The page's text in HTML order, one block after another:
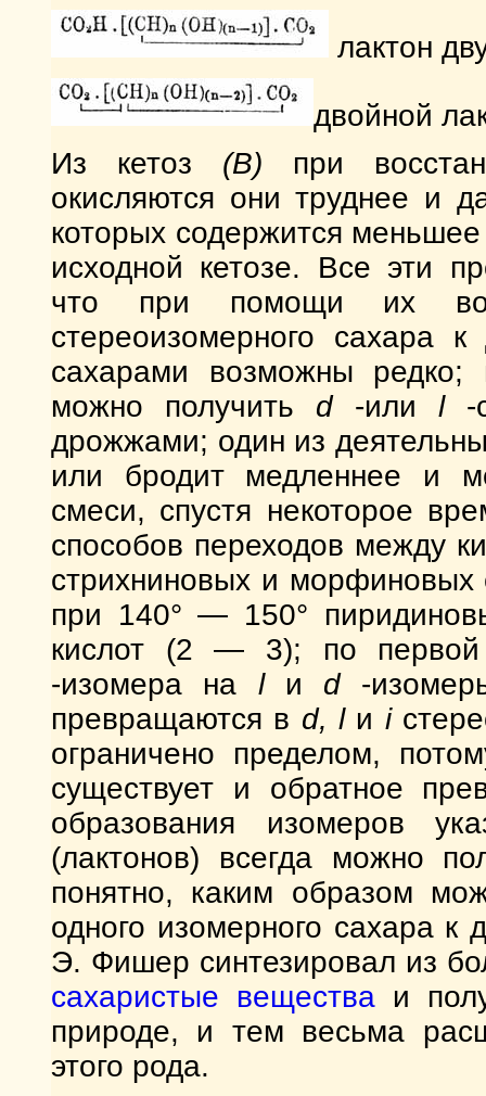
лактон
двойной
Из кетоз (B) при
окисляются они труднее и
которых содержится
исходной кетозе. Все эти
что при помощи их
стереоизомерного сахара
сахарами возможны
можно получить d-или l-
дрожжами; один из
или бродит медленнее и
смеси, спустя некоторое
способов переходов между
стрихниновых и
при 140° — 150°
кислот (2 — 3); по первой
-изомера на lи d-
превращаются в d, lи i
ограничено пределом,
существует и обратное
образования изомеров
(лактонов) всегда можно
понятно, каким образом
одного изомерного сахара к
Э. Фишер синтезировал из
сахаристые веществаи
природе, и тем весьма
этого рода.